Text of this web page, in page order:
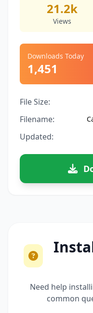
21.2k
Views
Downloads Today
1,451
File Size:
Filename:
Updated:
Need help
common